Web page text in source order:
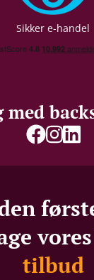
Sikker e-handel
med
tilbud